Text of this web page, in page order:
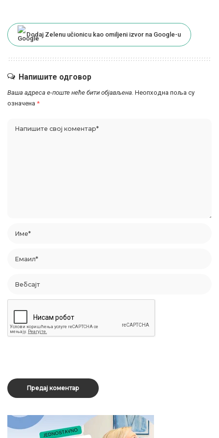
Dodaj Zelenu učionicu kao omiljeni izvor na Google-u
Напишите одговор
Ваша адреса е-поште неће бити објављена. Неопходна поља су
означена *